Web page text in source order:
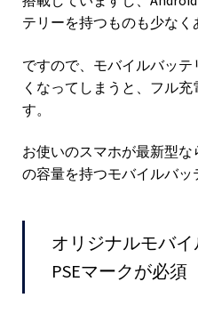
テリーを持つものも少なく
ですので、モバイルバッ
くなってしまうと、フル
す。
お使いのスマホが最新型な
の容量を持つモバイルバッ
オリジナルモバ
PSEマークが必須